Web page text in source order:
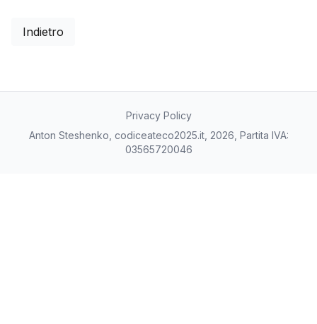
Indietro
Privacy Policy
Anton Steshenko, codiceateco2025.it, 2026, Partita IVA:
03565720046